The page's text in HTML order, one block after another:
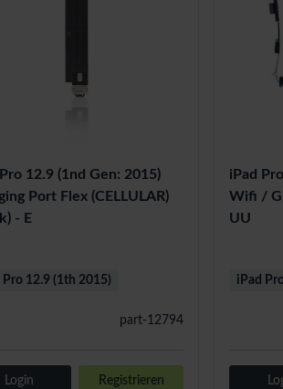
12.9 (1nd Gen: 2015)
Port Flex (CELLULAR)
- E
part-12794
12.9 (1th 2015)
Login Registrieren
iPad
Wifi /
UU
iPad